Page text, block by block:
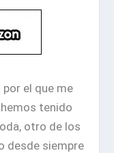
el que me
tenido
otro de los
desde siempre